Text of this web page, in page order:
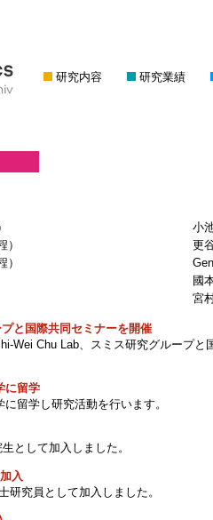
研究内容 研究業績
小
更
國
宮
と国際共同セミナーを開催
Wei Chu Lab、スミス研究グループ
に留学
留学し研究活動を行います。
として加入しました。
入
研究員として加入しました。